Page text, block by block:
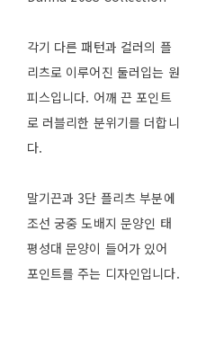
각기 다른 패턴과 컬러의 플
리츠로 이루어진 둘러입는 원
피스입니다. 어깨 끈 포인트
로 러블리한 분위기를 더합니
다.
말기끈과 3단 플리츠 부분에
조선 궁중 도배지 문양인 태
평성대 문양이 들어가 있어
포인트를 주는 디자인입니다.